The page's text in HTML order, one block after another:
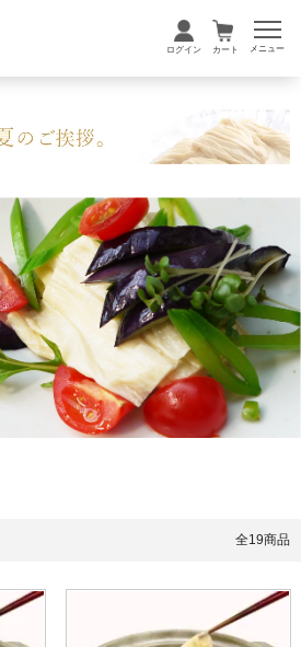
ログイン カート メニュー
全19商品